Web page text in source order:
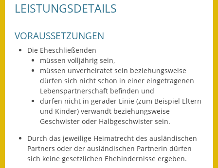
Schadensmeldung
Straßenbau
Landesstraße
Kreisstraße
Umleitungsplan
LEISTUNGSDETAILS
VORAUSSETZUNGEN
Die Eheschließenden
müssen volljährig sein,
müssen unverheiratet sein beziehungsweise
dürfen sich nicht schon in einer eingetragenen
Lebenspartnerschaft befinden und
dürfen nicht in gerader Linie (zum Beispiel Eltern
und Kinder)verwandt beziehungsweise
Geschwister oder Halbgeschwister sein.
Durch das jeweilige Heimatrecht des ausländischen
Partners oder der ausländischen Partnerin dürfen
sich keine gesetzlichen Ehehindernisse ergeben.